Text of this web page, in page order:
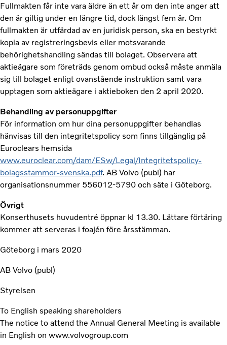
Fullmakten får inte vara äldre än ett år om den inte anger att
den är giltig under en längre tid, dock längst fem år. Om
fullmakten är utfärdad av en juridisk person, ska en bestyrkt
kopia av registreringsbevis eller motsvarande
behörighetshandling sändas till bolaget. Observera att
aktieägare som företräds genom ombud också måste anmäla
sig till bolaget enligt ovanstående instruktion samt vara
upptagen som aktieägare i aktieboken den 2 april 2020.
Behandling av personuppgifter
För information om hur dina personuppgifter behandlas
hänvisas till den integritetspolicy som finns tillgänglig på
Euroclears hemsida
www.euroclear.com/dam/ESw/Legal/Integritetspolicy-
bolagsstammor-svenska.pdf. AB Volvo (publ) har
organisationsnummer 556012-5790 och säte i Göteborg.
Övrigt
Konserthusets huvudentré öppnar kl 13.30. Lättare förtäring
kommer att serveras i foajén före årsstämman.
Göteborg i mars 2020
AB Volvo (publ)
Styrelsen
To English speaking shareholders
The notice to attend the Annual General Meeting is available
in English on www.volvogroup.com